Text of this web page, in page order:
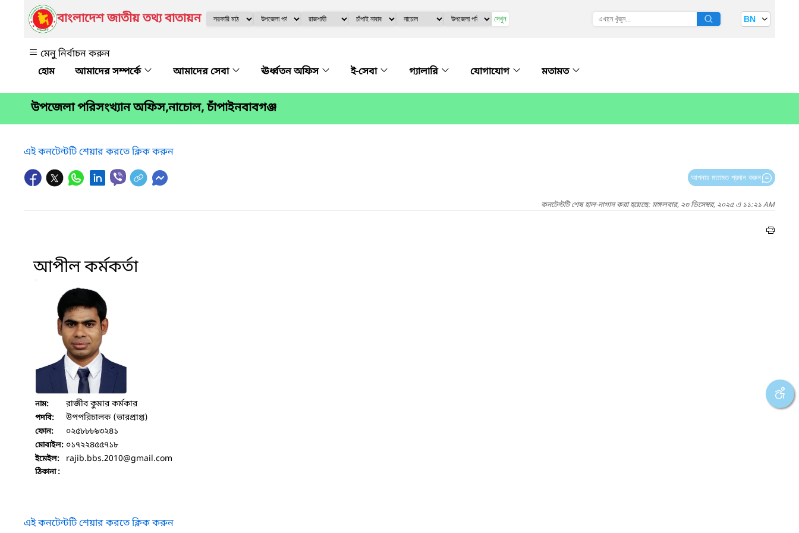
বাংলাদেশ জাতীয় তথ্য বাতায়ন দেখুন BN
মেনু নির্বাচন করুন
আমাদের সম্পর্কে
আমাদের সেবা ঊর্ধ্বতন অফিস ই-সেবা গ্যালারি যোগাযোগ মতামত
উপজেলা পরিসংখ্যান অফিস,নাচোল, চাঁপাইনবাবগঞ্জ
এই কনটেন্টটি শেয়ার করতে ক্লিক করুন
আপনার মতামত প্রদান করুন
কনটেন্টটি শেষ হাল-নাগাদ করা হয়েছে: মঙ্গলবার, ২৩ ডিসেম্বর, ২০২৫ এ ১১:২১ AM
আপীল কর্মকর্তা
নাম: রাজীব কুমার কর্মকার
পদবি: উপপরিচালক (ভারপ্রাপ্ত)
ফোন: ০২৫৮৮৮৯৩২৪১
মোবাইল: ০১৭২২৪৫৫৭১৮
ইমেইল: rajib.bbs.2010@gmail.com
ঠিকানা :
এই কনটেন্টটি শেয়ার করতে ক্লিক করুন